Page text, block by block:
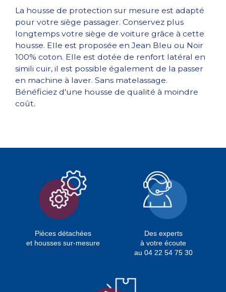
La housse de protection sur mesure est adapté
pour votre siège passager. Conservez plus
longtemps votre siège de voiture grâce à cette
housse. Elle est proposée en Jean Bleu ou Noir
100% coton. Elle est dotée de renfort latéral en
simili cuir, il est possible également de la passer
en machine à laver. Sans matelassage.
Bénéficiez d'une housse de qualité à moindre
coût.
Pièces détachées
et housses sur-mesure
Des experts
à votre écoute
au 04 22 54 75 30